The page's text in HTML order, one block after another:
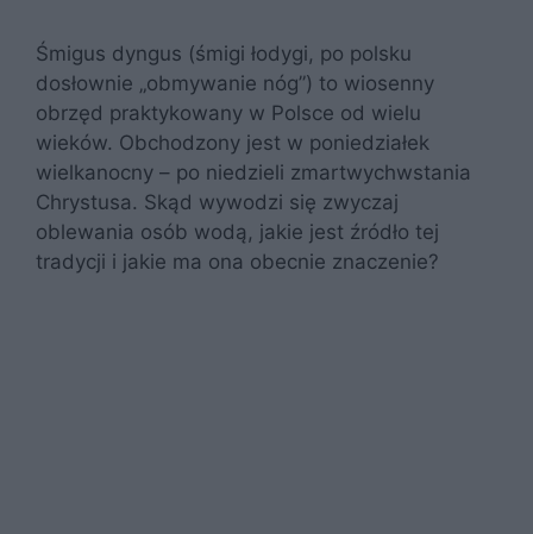
Śmigus dyngus (śmigi łodygi, po polsku
dosłownie „obmywanie nóg”) to wiosenny
obrzęd praktykowany w Polsce od wielu
wieków. Obchodzony jest w poniedziałek
wielkanocny – po niedzieli zmartwychwstania
Chrystusa. Skąd wywodzi się zwyczaj
oblewania osób wodą, jakie jest źródło tej
tradycji i jakie ma ona obecnie znaczenie?